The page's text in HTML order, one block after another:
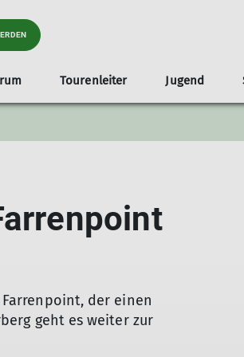
Ehrenamtliche gesucht
Wunschtouren Mitfahrzentrale
Schnupperklettern Begleitetes
Tourenleiter
Organisatoren
Jugend
Begleitetes Klettern Jugendleiter
Tourenberichte
Biken Schneeschuhtouren
der einen
geht es weiter zur